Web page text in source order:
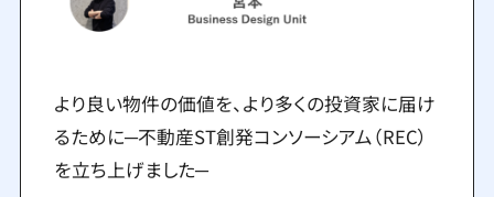
より良い物件の価値を、より多くの投資家に届け
るために─不動産ST創発コンソーシアム（REC）
を立ち上げました─